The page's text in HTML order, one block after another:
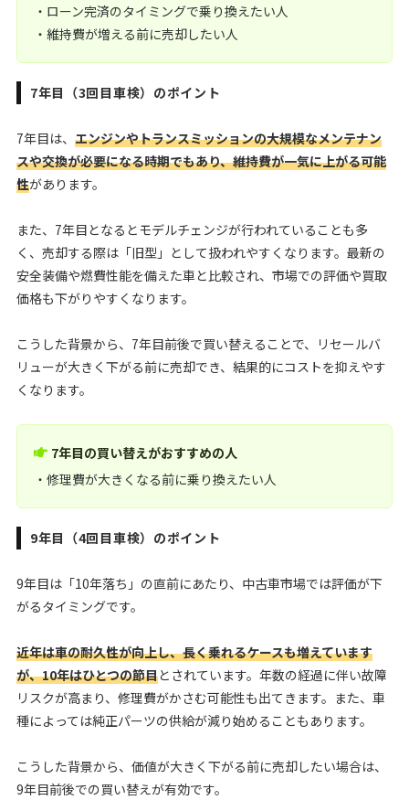
・ローン完済のタイミングで乗り換えたい人
・維持費が増える前に売却したい人
7年目（3回目車検）のポイント
7年目は、 エンジンやトランスミッションの大規模なメンテナン
スや交換が必要になる時期でもあり、維持費が一気に上がる可能
性があります。
また、7年目となるとモデルチェンジが行われていることも多
く、売却する際は「旧型」として扱われやすくなります。最新の
安全装備や燃費性能を備えた車と比較され、市場での評価や買取
価格も下がりやすくなります。
こうした背景から、7年目前後で買い替えることで、リセールバ
リューが大きく下がる前に売却でき、結果的にコストを抑えやす
くなります。
7年目の買い替えがおすすめの人
・修理費が大きくなる前に乗り換えたい人
9年目（4回目車検）のポイント
9年目は「10年落ち」の直前にあたり、中古車市場では評価が下
がるタイミングです。
近年は車の耐久性が向上し、長く乗れるケースも増えています
が、10年はひとつの節目とされています。年数の経過に伴い故障
リスクが高まり、修理費がかさむ可能性も出てきます。また、車
種によっては純正パーツの供給が減り始めることもあります。
こうした背景から、価値が大きく下がる前に売却したい場合は、
9年目前後での買い替えが有効です。